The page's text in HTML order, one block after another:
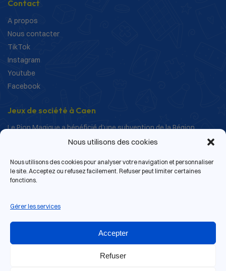
Nous utilisons des cookies
Nous utilisons des cookies pour analyser votre navigation et personnaliser
le site. Acceptez ou refusez facilement. Refuser peut limiter certaines
fonctions.
Gérer les services
Accepter
Refuser
Contact
A propos
Nous contacter
TikTok
Instagram
Youtube
Facebook
Jeux de société à Caen
Le Pion Magique a bénéficié d’une subvention de la Région
Normandie dans le cadre de ses actions de structuration et de